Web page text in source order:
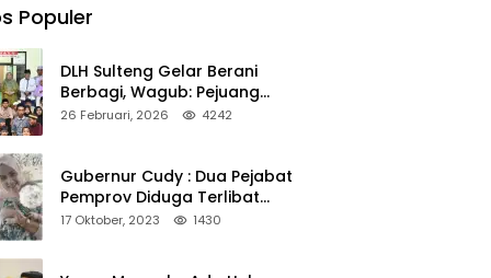
Populer
DLH Sulteng Gelar Berani
Berbagi, Wagub: Pejuang
Lingkungan Harus Jadi Teladan
26 Februari, 2026 4242
Gubernur Cudy : Dua Pejabat
Pemprov Diduga Terlibat
Asmara Terlarang Sudah di
17 Oktober, 2023 1430